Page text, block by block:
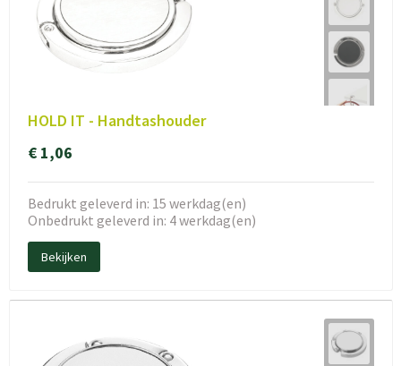
HOLD IT - Handtashouder
€ 1,06
Bedrukt geleverd in: 15 werkdag(en)
Onbedrukt geleverd in: 4 werkdag(en)
Bekijken